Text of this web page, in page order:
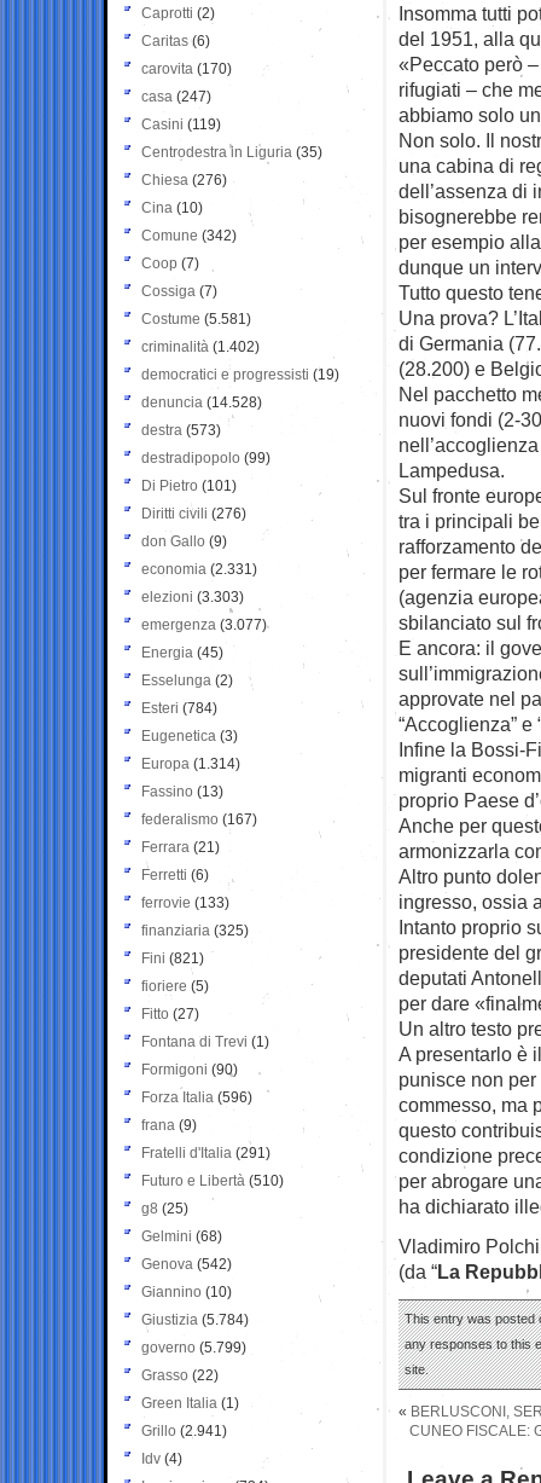
Insomma tutti
del 1951, alla
«Peccato però
rifugiati – che
abbiamo solo
Non solo. Il
una cabina di
dell’assenza di
bisognerebbe
per esempio
dunque un
Tutto questo
Una prova?
di Germania
(28.200) e
Nel pacchetto
nuovi fondi (2-
Lampedusa.
Sul fronte
tra i principali
rafforzamento
per fermare le
(agenzia
sbilanciato sul
E ancora: il
approvate nel
“Accoglienza”
Infine la Bossi-
migranti
proprio Paese
Anche per
armonizzarla
Altro punto
ingresso, ossia
Intanto proprio
presidente del
deputati
per dare
Un altro testo
A presentarlo è
punisce non
commesso, ma
questo
condizione
per abrogare
ha dichiarato
Vladimiro Polchi
(da “La
This entry was posted
any responses to this
site.
« BERLUSCONI,
CUNEO FISCALE:
Caprotti (2)
Caritas (6)
carovita (170)
casa (247)
Casini (119)
Centrodestra in Liguria (35)
Chiesa (276)
Cina (10)
Comune (342)
Coop (7)
Cossiga (7)
Costume (5.581)
criminalità (1.402)
democratici e progressisti (19)
denuncia (14.528)
destra (573)
destradipopolo (99)
Di Pietro (101)
Diritti civili (276)
don Gallo (9)
economia (2.331)
elezioni (3.303)
emergenza (3.077)
Energia (45)
Esselunga (2)
Esteri (784)
Eugenetica (3)
Europa (1.314)
Fassino (13)
federalismo (167)
Ferrara (21)
Ferretti (6)
ferrovie (133)
finanziaria (325)
Fini (821)
fioriere (5)
Fitto (27)
Fontana di Trevi (1)
Formigoni (90)
Forza Italia (596)
frana (9)
Fratelli d'Italia (291)
Futuro e Libertà (510)
g8 (25)
Gelmini (68)
Genova (542)
Giannino (10)
Giustizia (5.784)
governo (5.799)
Grasso (22)
Green Italia (1)
Grillo (2.941)
Idv (4)